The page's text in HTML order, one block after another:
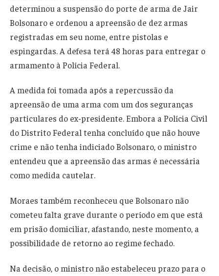
determinou a suspensão do porte de arma de Jair
Bolsonaro e ordenou a apreensão de dez armas
registradas em seu nome, entre pistolas e
espingardas. A defesa terá 48 horas para entregar o
armamento à Polícia Federal.
A medida foi tomada após a repercussão da
apreensão de uma arma com um dos seguranças
particulares do ex-presidente. Embora a Polícia Civil
do Distrito Federal tenha concluído que não houve
crime e não tenha indiciado Bolsonaro, o ministro
entendeu que a apreensão das armas é necessária
como medida cautelar.
Moraes também reconheceu que Bolsonaro não
cometeu falta grave durante o período em que está
em prisão domiciliar, afastando, neste momento, a
possibilidade de retorno ao regime fechado.
Na decisão, o ministro não estabeleceu prazo para o